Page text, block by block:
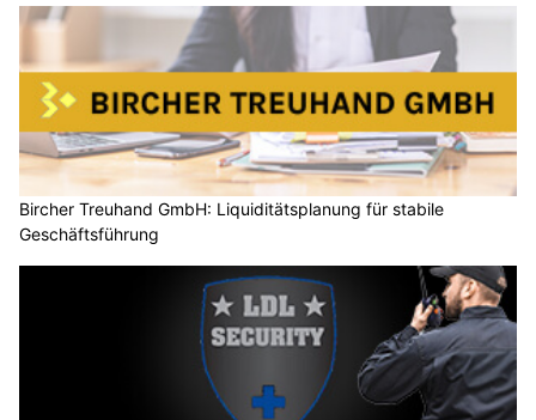
Bircher Treuhand GmbH: Liquiditätsplanung für stabile
Geschäftsführung